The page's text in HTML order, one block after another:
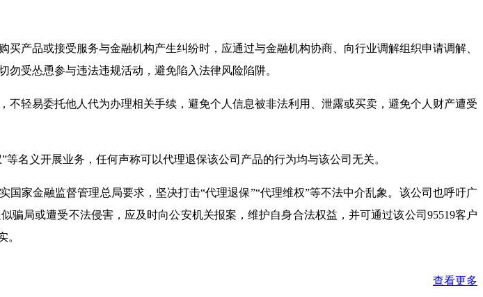
产品或接受服务与金融机构产生纠纷时，应通过与金融机构协商、向行业调解组织申请调解、
受怂恿参与违法违规活动，避免陷入法律风险陷阱。
轻易委托他人代为办理相关手续，避免个人信息被非法利用、泄露或买卖，避免个人财产遭受
名义开展业务，任何声称可以代理退保该公司产品的行为均与该公司无关。
家金融监督管理总局要求，坚决打击“代理退保”“代理维权”等不法中介乱象。该公司也呼吁广
局或遭受不法侵害，应及时向公安机关报案，维护自身合法权益，并可通过该公司95519客户
。
查看更多